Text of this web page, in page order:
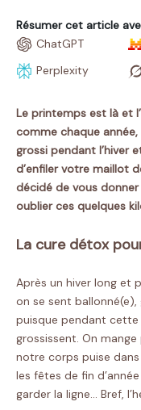
Résumer cet article
ChatGPT
Perplexity
Le printemps est là et
comme chaque année,
grossi pendant l’hiver
d’enfiler votre maillot
décidé de vous
oublier ces quelques
La cure détox
Après un hiver long et
on se sent
puisque pendant cette
grossissent. On
notre corps puise dans
les fêtes de fin
garder la ligne… Bref,